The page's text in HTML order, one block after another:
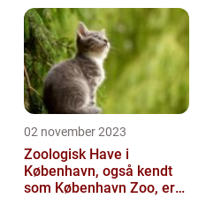
02 november 2023
Zoologisk Have i
København, også kendt
som København Zoo, er